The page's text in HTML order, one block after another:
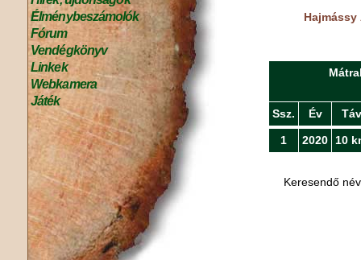
Élménybeszámolók
Fórum
Vendégkönyv
Linkek
Webkamera
Játék
Hajmássy
Ssz. Év Táv
1 2020 10
Keresendő